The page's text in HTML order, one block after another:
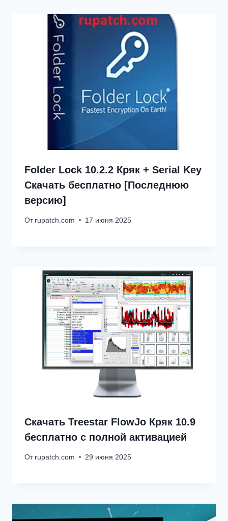
Folder Lock 10.2.2 Кряк + Serial Key
Скачать бесплатно [Последнюю
версию]
От rupatch.com 17 июня 2025
Скачать Treestar FlowJo Кряк 10.9
бесплатно с полной активацией
От rupatch.com 29 июня 2025